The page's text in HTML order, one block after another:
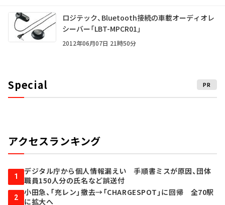
ロジテック、Bluetooth接続の車載オーディオレ
シーバー「LBT-MPCR01」
2012年06月07日 21時50分
Special PR
アクセスランキング
1
デジタル庁から個人情報漏えい 手順書ミスが原因、団体
職員150人分の氏名など誤送付
2
小田急、「充レン」撤去→「CHARGESPOT」に回帰 全70駅
に拡大へ